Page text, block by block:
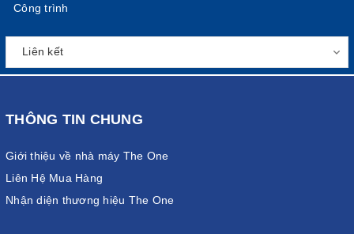
Công trình
THÔNG TIN CHUNG
Giới thiệu về nhà máy The One
Liên Hệ Mua Hàng
Nhận diện thương hiệu The One